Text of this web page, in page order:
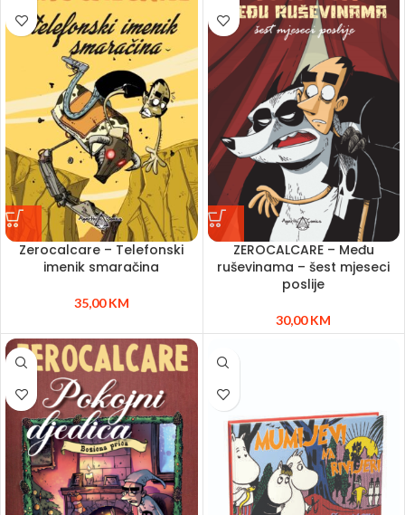
Zerocalcare – Telefonski
imenik smaračina
35,00KM
ZEROCALCARE – Među
ruševinama – šest mjeseci
poslije
30,00KM